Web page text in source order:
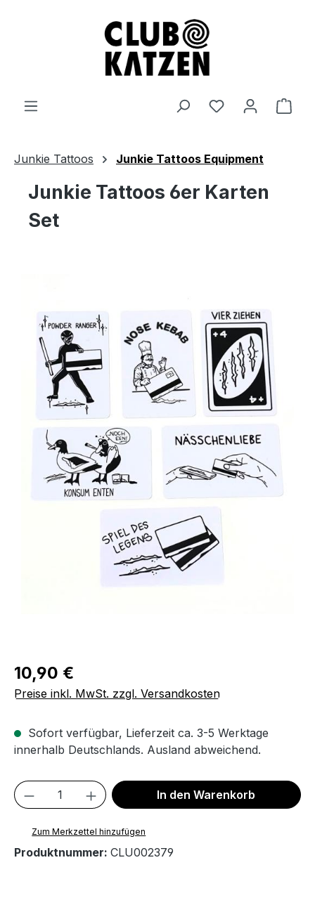
Junkie Tattoos Junkie Tattoos Equipment
Junkie Tattoos 6er Karten
Set
Regulärer Preis:
10,90 €
Preise inkl. MwSt. zzgl. Versandkosten
Sofort verfügbar, Lieferzeit ca. 3-5 Werktage
innerhalb Deutschlands. Ausland abweichend.
Produkt Anzahl: Gib den gewünschten
In den Warenkorb
Zum Merkzettel hinzufügen
Produktnummer: CLU002379